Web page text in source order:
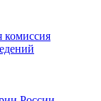
комиссия